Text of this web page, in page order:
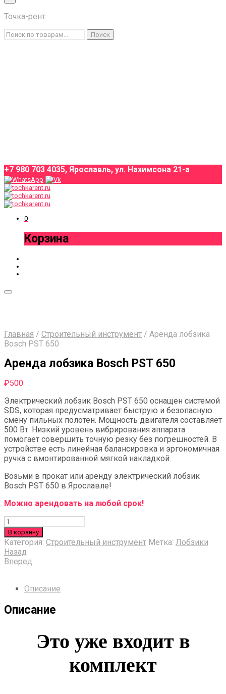
Каталог товаров
Условия аренды
Точка-рент
Искать:
Поиск
+7 980 703 4035, Ярославль, ул. Нахимсона 21-а
0
Корзина
Главная / Строительный инструмент / Аренда лобзика
Bosch PST 650
Аренда лобзика Bosch PST 650
₽500
Электрический лобзик Bosch PST 650 оснащен системой
SDS, которая предусматривает быструю и безопасную
смену пильных полотен. Мощность двигателя составляет
500 Вт. Низкий уровень вибрирования аппарата
помогает совершить точную резку без погрешностей. В
устройстве есть линейная балансировка и эргономичная
ручка с вмонтированной мягкой накладкой.
Возьми в прокат или аренду электрический лобзик
Bosch PST 650 в Ярославле!
Можно арендовать на любой срок!
Количество
В корзину
Категория: Строительный инструмент Метка: Лобзики
Назад
Вперед
Описание
Описание
Это уже входит в
комплект